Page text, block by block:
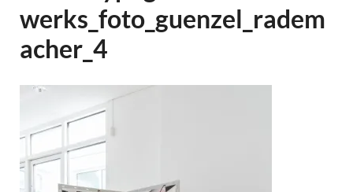
werks_foto_guenzel_radem
acher_4